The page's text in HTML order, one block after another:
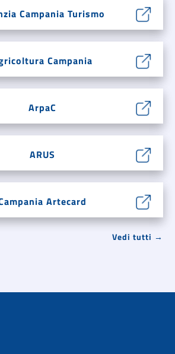
Campania Turismo
Campania
ArpaC
ARUS
Artecard
Vedi tutti →